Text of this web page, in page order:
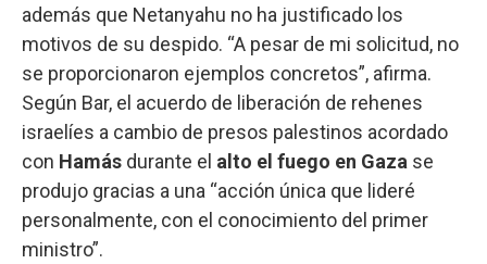
además que Netanyahu no ha justificado los
motivos de su despido. “A pesar de mi solicitud, no
se proporcionaron ejemplos concretos”, afirma.
Según Bar, el acuerdo de liberación de rehenes
israelíes a cambio de presos palestinos acordado
con Hamás durante el alto el fuego en Gaza se
produjo gracias a una “acción única que lideré
personalmente, con el conocimiento del primer
ministro”.